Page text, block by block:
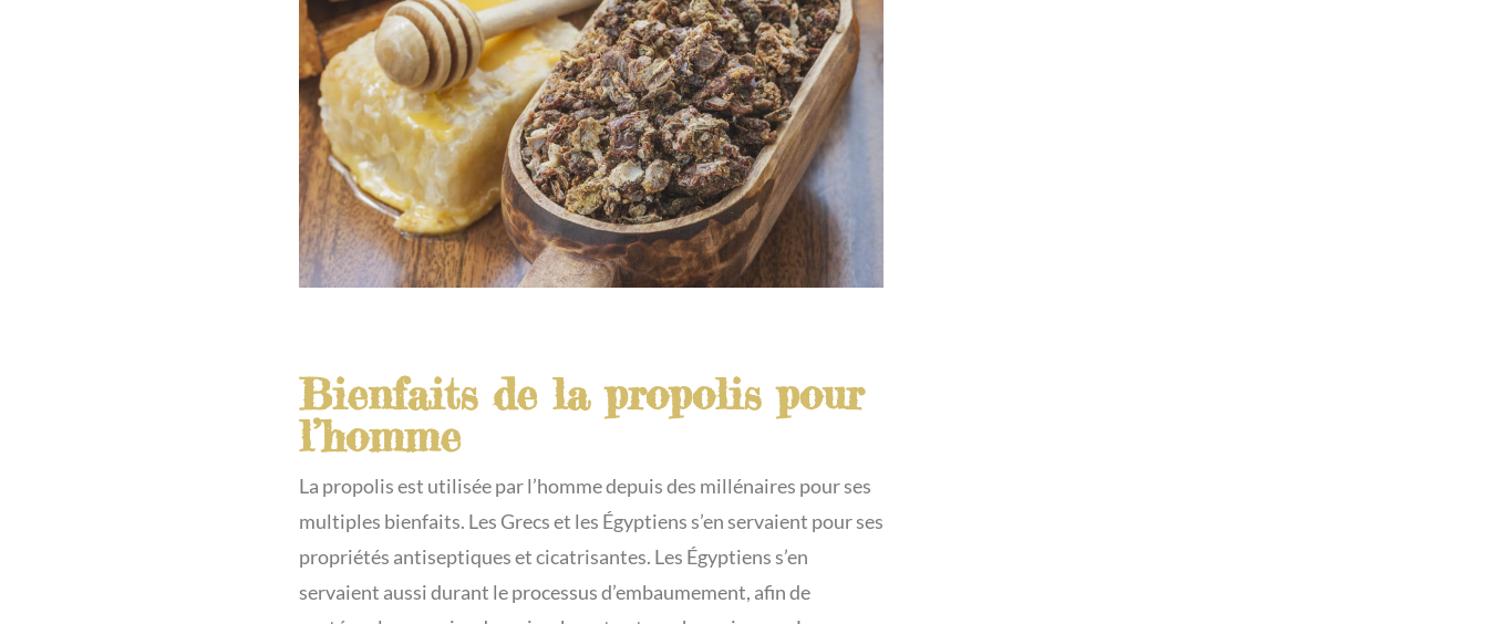
Bienfaits de la propolis pour
l’homme
La propolis est utilisée par l’homme depuis des millénaires pour ses
multiples bienfaits. Les Grecs et les Égyptiens s’en servaient pour ses
propriétés antiseptiques et cicatrisantes. Les Égyptiens s’en
servaient aussi durant le processus d’embaumement, afin de